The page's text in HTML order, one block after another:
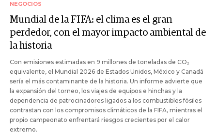
NEGOCIOS
Mundial de la FIFA: el clima es el gran
perdedor, con el mayor impacto ambiental de
la historia
Con emisiones estimadas en 9 millones de toneladas de CO₂
equivalente, el Mundial 2026 de Estados Unidos, México y Canadá
sería el más contaminante de la historia. Un informe advierte que
la expansión del torneo, los viajes de equipos e hinchas y la
dependencia de patrocinadores ligados a los combustibles fósiles
contrastan con los compromisos climáticos de la FIFA, mientras el
propio campeonato enfrentará riesgos crecientes por el calor
extremo.